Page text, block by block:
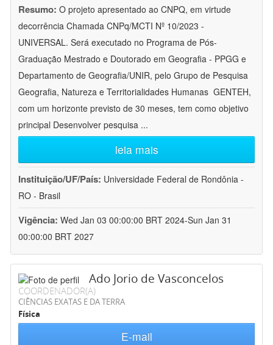
Resumo: O projeto apresentado ao CNPQ, em virtude
decorrência Chamada CNPq/MCTI Nº 10/2023 -
UNIVERSAL. Será executado no Programa de Pós-
Graduação Mestrado e Doutorado em Geografia - PPGG e
Departamento de Geografia/UNIR, pelo Grupo de Pesquisa
Geografia, Natureza e Territorialidades Humanas  GENTEH,
com um horizonte previsto de 30 meses, tem como objetivo
principal Desenvolver pesquisa ...
leia mais
Instituição/UF/País: Universidade Federal de Rondônia -
RO - Brasil
Vigência: Wed Jan 03 00:00:00 BRT 2024-Sun Jan 31
00:00:00 BRT 2027
Ado Jorio de Vasconcelos
COORDENADOR(A)
CIÊNCIAS EXATAS E DA TERRA
Física
E-mail